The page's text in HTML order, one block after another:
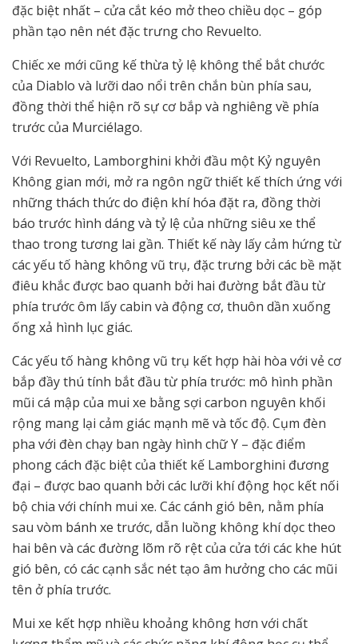
đặc biệt nhất – cửa cắt kéo mở theo chiều dọc – góp
phần tạo nên nét đặc trưng cho Revuelto.
Chiếc xe mới cũng kế thừa tỷ lệ không thể bắt chước
của Diablo và lưỡi dao nổi trên chắn bùn phía sau,
đồng thời thể hiện rõ sự cơ bắp và nghiêng về phía
trước của Murciélago.
Với Revuelto, Lamborghini khởi đầu một Kỷ nguyên
Không gian mới, mở ra ngôn ngữ thiết kế thích ứng với
những thách thức do điện khí hóa đặt ra, đồng thời
báo trước hình dáng và tỷ lệ của những siêu xe thể
thao trong tương lai gần. Thiết kế này lấy cảm hứng từ
các yếu tố hàng không vũ trụ, đặc trưng bởi các bề mặt
điêu khắc được bao quanh bởi hai đường bắt đầu từ
phía trước ôm lấy cabin và động cơ, thuôn dần xuống
ống xả hình lục giác.
Các yếu tố hàng không vũ trụ kết hợp hài hòa với vẻ cơ
bắp đầy thú tính bắt đầu từ phía trước: mô hình phần
mũi cá mập của mui xe bằng sợi carbon nguyên khối
rộng mang lại cảm giác mạnh mẽ và tốc độ. Cụm đèn
pha với đèn chạy ban ngày hình chữ Y – đặc điểm
phong cách đặc biệt của thiết kế Lamborghini đương
đại – được bao quanh bởi các lưỡi khí động học kết nối
bộ chia với chính mui xe. Các cánh gió bên, nằm phía
sau vòm bánh xe trước, dẫn luồng không khí dọc theo
hai bên và các đường lõm rõ rệt của cửa tới các khe hút
gió bên, có các cạnh sắc nét tạo âm hưởng cho các mũi
tên ở phía trước.
Mui xe kết hợp nhiều khoảng không hơn với chất